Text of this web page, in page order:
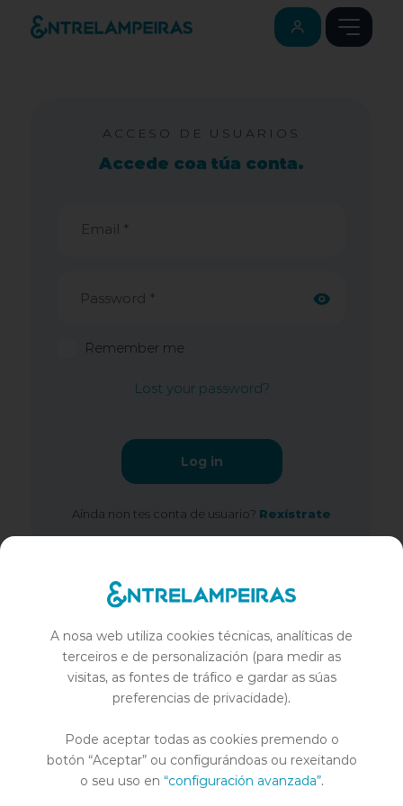
ACCESO DE USUARIOS
Accede coa túa conta.
Email *
Remember me
Lost your password?
Log in
Aínda non tes conta de usuario? Rexístrate
entrelampo@entrelampo.com
SOBRE NÓS
A nosa web utiliza cookies técnicas, analíticas de
terceiros e de personalización (para medir as
visitas, as fontes de tráfico e gardar as súas
preferencias de privacidade).
Pode aceptar todas as cookies premendo o
botón “Aceptar” ou configurándoas ou rexeitando
o seu uso en “configuración avanzada”.